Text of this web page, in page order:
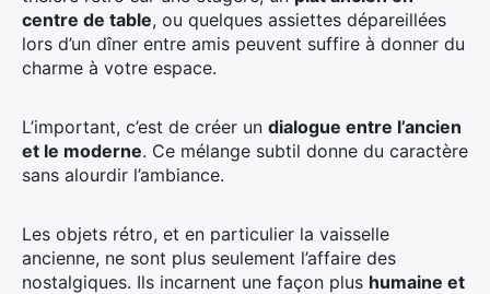
centre de table, ou quelques assiettes dépareillées
lors d’un dîner entre amis peuvent suffire à donner du
charme à votre espace.
L’important, c’est de créer un dialogue entre l’ancien
et le moderne. Ce mélange subtil donne du caractère
sans alourdir l’ambiance.
Les objets rétro, et en particulier la vaisselle
ancienne, ne sont plus seulement l’affaire des
nostalgiques. Ils incarnent une façon plus humaine et